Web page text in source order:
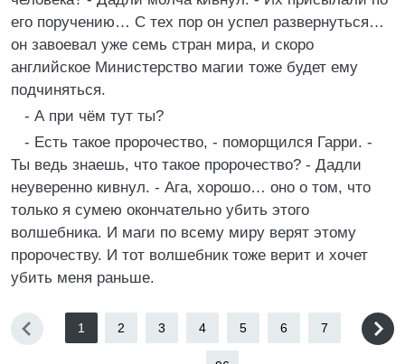
его поручению… С тех пор он успел развернуться…
он завоевал уже семь стран мира, и скоро
английское Министерство магии тоже будет ему
подчиняться.
- А при чём тут ты?
- Есть такое пророчество, - поморщился Гарри. -
Ты ведь знаешь, что такое пророчество? - Дадли
неуверенно кивнул. - Ага, хорошо… оно о том, что
только я сумею окончательно убить этого
волшебника. И маги по всему миру верят этому
пророчеству. И тот волшебник тоже верит и хочет
убить меня раньше.
1 2 3 4 5 6 7